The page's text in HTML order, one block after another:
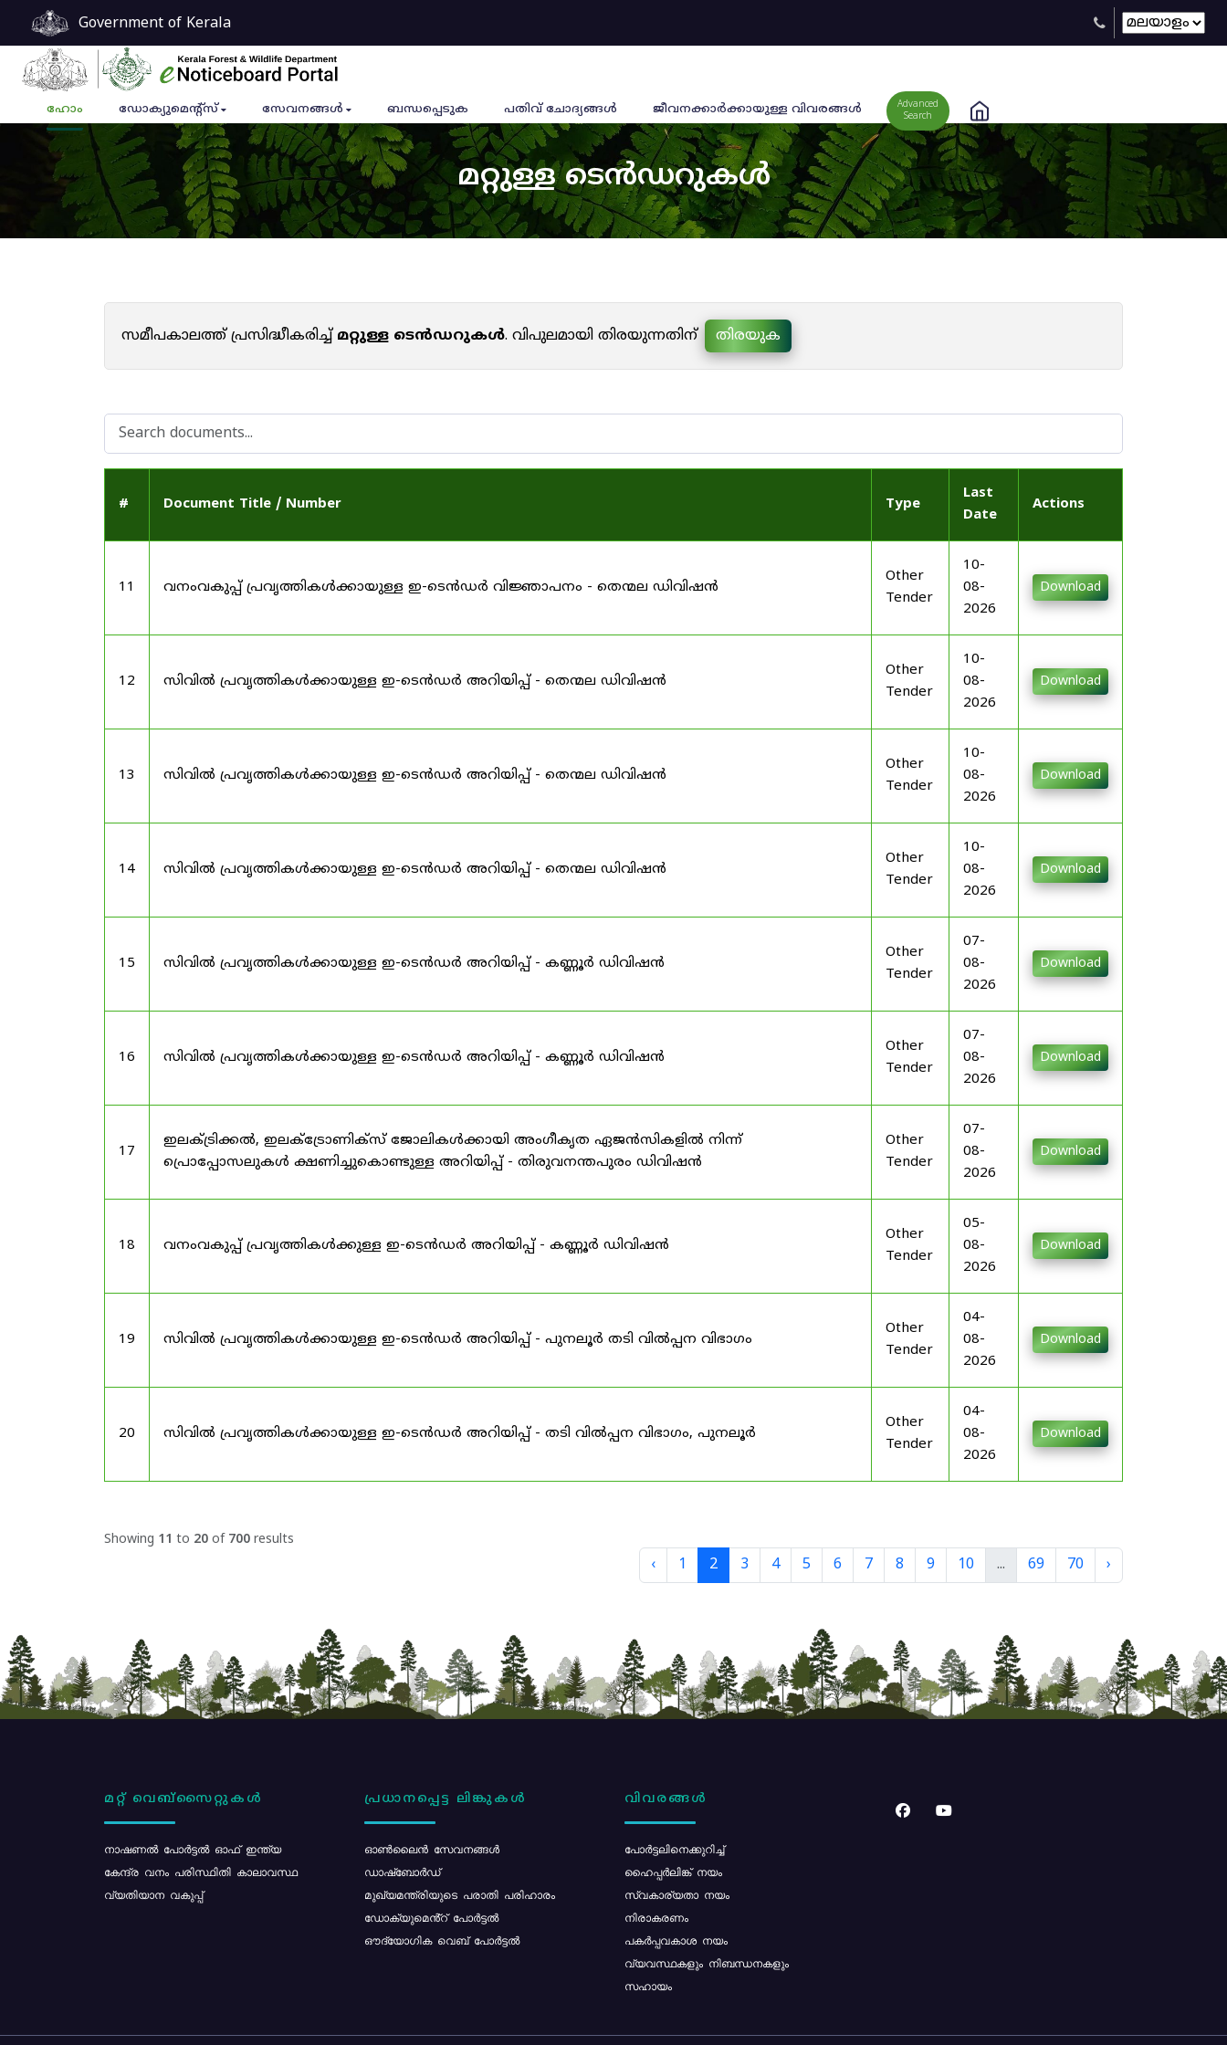
Government of Kerala
ഹോം ഡോക്യുമെൻ്റ്സ് സേവനങ്ങൾ ബന്ധപ്പെടുക പതിവ് ചോദ്യങ്ങൾ ജീവനക്കാര്‍ക്കായുള്ള വിവരങ്ങള്‍
Advanced
Search
മറ്റുള്ള ടെൻഡറുകൾ
സമീപകാലത്ത് പ്രസിദ്ധീകരിച്ച്മറ്റുള്ള ടെൻഡറുകൾ. വിപുലമായി തിരയുന്നതിന് തിരയുക
# Document Title / Number Type
Last
Date
Actions
11 വനംവകുപ്പ് പ്രവൃത്തികൾക്കായുള്ള ഇ-ടെൻഡർ വിജ്ഞാപനം - തെന്മല ഡിവിഷൻ
Other
Tender
10-
08-
2026
Download
12 സിവിൽ പ്രവൃത്തികൾക്കായുള്ള ഇ-ടെൻഡർ അറിയിപ്പ് - തെന്മല ഡിവിഷൻ
Other
Tender
10-
08-
2026
Download
13 സിവിൽ പ്രവൃത്തികൾക്കായുള്ള ഇ-ടെൻഡർ അറിയിപ്പ് - തെന്മല ഡിവിഷൻ
Other
Tender
10-
08-
2026
Download
14 സിവിൽ പ്രവൃത്തികൾക്കായുള്ള ഇ-ടെൻഡർ അറിയിപ്പ് - തെന്മല ഡിവിഷൻ
Other
Tender
10-
08-
2026
Download
15 സിവിൽ പ്രവൃത്തികൾക്കായുള്ള ഇ-ടെൻഡർ അറിയിപ്പ് - കണ്ണൂർ ഡിവിഷൻ
Other
Tender
07-
08-
2026
Download
16 സിവിൽ പ്രവൃത്തികൾക്കായുള്ള ഇ-ടെൻഡർ അറിയിപ്പ് - കണ്ണൂർ ഡിവിഷൻ
Other
Tender
07-
08-
2026
Download
17
ഇലക്ട്രിക്കൽ, ഇലക്ട്രോണിക്സ് ജോലികൾക്കായി അംഗീകൃത ഏജൻസികളിൽ നിന്ന്
പ്രൊപ്പോസലുകൾ ക്ഷണിച്ചുകൊണ്ടുള്ള അറിയിപ്പ് - തിരുവനന്തപുരം ഡിവിഷൻ
Other
Tender
07-
08-
2026
Download
18 വനംവകുപ്പ് പ്രവൃത്തികൾക്കുള്ള ഇ-ടെൻഡർ അറിയിപ്പ് - കണ്ണൂർ ഡിവിഷൻ
Other
Tender
05-
08-
2026
Download
19 സിവിൽ പ്രവൃത്തികൾക്കായുള്ള ഇ-ടെൻഡർ അറിയിപ്പ് - പുനലൂർ തടി വിൽപ്പന വിഭാഗം
Other
Tender
04-
08-
2026
Download
20 സിവിൽ പ്രവൃത്തികൾക്കായുള്ള ഇ-ടെൻഡർ അറിയിപ്പ് - തടി വിൽപ്പന വിഭാഗം, പുനലൂർ
Other
Tender
04-
08-
2026
Download
Showing 11 to 20 of 700 results
‹ 1 2 3 4 5 6 7 8 9 10 ... 69 70 ›
മറ്റ് വെബ്സൈറ്റുകൾ
നാഷണൽ പോർട്ടൽ ഓഫ് ഇന്ത്യ
കേന്ദ്ര വനം പരിസ്ഥിതി കാലാവസ്ഥ
വ്യതിയാന വകുപ്പ്
പ്രധാനപ്പെട്ട ലിങ്കുകൾ
ഓൺലൈൻ സേവനങ്ങൾ
ഡാഷ്ബോർഡ്
മുഖ്യമന്ത്രിയുടെ പരാതി പരിഹാരം
ഡോക്യുമെൻ്റ് പോർട്ടൽ
ഔദ്യോഗിക വെബ് പോർട്ടൽ
വിവരങ്ങൾ
പോര്‍ട്ടലിനെക്കുറിച്ച്
ഹൈപ്പർലിങ്ക് നയം
സ്വകാര്യതാ നയം
നിരാകരണം
പകർപ്പവകാശ നയം
വ്യവസ്ഥകളും നിബന്ധനകളും
സഹായം